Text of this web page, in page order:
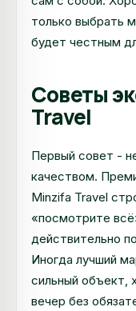
только выбрать
будет честным
Советы
Travel
Первый совет -
качеством.
Minzifa Travel
«посмотрите
действительно
Иногда лучший
сильный объект,
вечер без